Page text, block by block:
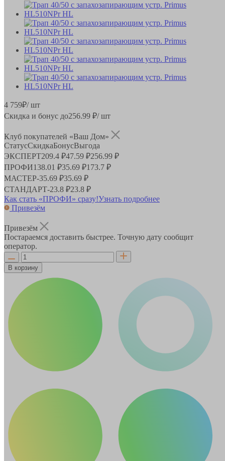
4 759₽/ шт
Скидка и бонус до256.99 ₽/ шт
Клуб покупателей «Ваш Дом»
СтатусСкидкаБонусВыгода
ЭКСПЕРТ209.4 ₽47.59 ₽256.99 ₽
ПРОФИ138.01 ₽35.69 ₽173.7 ₽
МАСТЕР-35.69 ₽35.69 ₽
СТАНДАРТ-23.8 ₽23.8 ₽
Как стать «ПРОФИ» сразу!Узнать подробнее
Привезём
Привезём
Постараемся доставить быстрее. Точную дату сообщит
оператор.
В корзину